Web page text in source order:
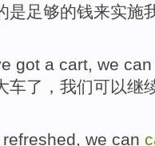
是足够的钱来实施
got a cart, we can
车了，我们可以继
refreshed, we can